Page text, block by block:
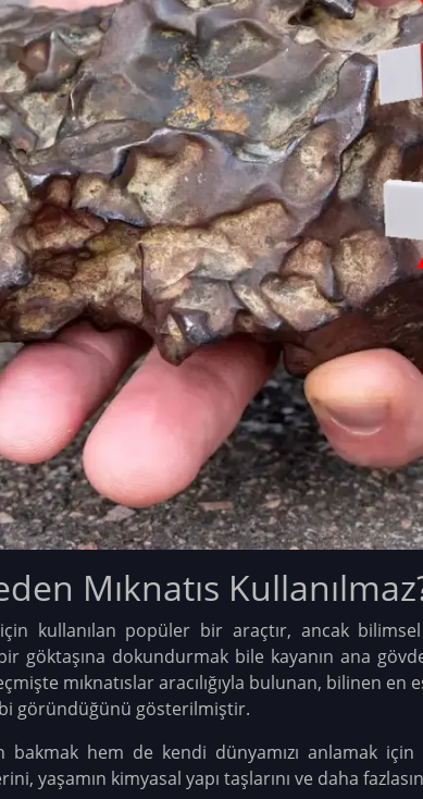
Mıknatıs
için kullanılan popüler bir araçtır, ancak
göktaşına dokundurmak bile kayanın ana
mıknatıslar aracılığıyla bulunan, bilinen
göründüğünü gösterilmiştir.
bakmak hem de kendi dünyamızı anlamak için
yaşamın kimyasal yapı taşlarını ve daha